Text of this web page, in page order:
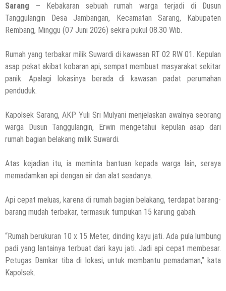
Mondoteko 3, Termasuk Sekolah Anak
Anda ??
7 Agustus 2026 musa r2b
Gaung Tolak MBG Mencuat, Begini
Tanggapan Kepala SMP N 5 Rembang
Menik Mustikatun
Ini Ciri-Cirinya, Siapa Tahu Keluarga Anda
(Temuan Mayat Laki-Laki Di Pinggir
Pantai Utara Rembang)
29 Juli 2026 by musa r2b
HEADLINE
Sejumlah Tips Membeli Tanah Kapling,
Terapkan Ini!! Ada Cara Yang Jarang
Terpikirkan Orang Awam
HEADLINE
Lewati Cerita Kelam Mirip Sinetron,
Teguh Akhirnya Diselamatkan Serka
Suyuthi
Sarang – Kebakaran sebuah rumah warga terjadi di Dusun
Tanggulangin Desa Jambangan, Kecamatan Sarang, Kabupaten
Rembang, Minggu (07 Juni 2026) sekira pukul 08.30 Wib.
Rumah yang terbakar milik Suwardi di kawasan RT 02 RW 01. Kepulan
asap pekat akibat kobaran api, sempat membuat masyarakat sekitar
panik. Apalagi lokasinya berada di kawasan padat perumahan
penduduk.
Kapolsek Sarang, AKP Yuli Sri Mulyani menjelaskan awalnya seorang
warga Dusun Tanggulangin, Erwin mengetahui kepulan asap dari
rumah bagian belakang milik Suwardi.
Atas kejadian itu, ia meminta bantuan kepada warga lain, seraya
memadamkan api dengan air dan alat seadanya.
Api cepat meluas, karena di rumah bagian belakang, terdapat barang-
barang mudah terbakar, termasuk tumpukan 15 karung gabah.
“Rumah berukuran 10 x 15 Meter, dinding kayu jati. Ada pula lumbung
padi yang lantainya terbuat dari kayu jati. Jadi api cepat membesar.
Petugas Damkar tiba di lokasi, untuk membantu pemadaman,” kata
Kapolsek.